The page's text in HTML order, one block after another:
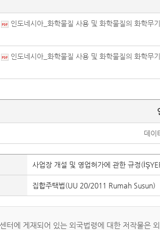
인도네시아_화학물질 사용 및 화학물질의 화학
인도네시아_화학물질 사용 및 화학물질의 화학
데이
사업장 개설 및 영업허가에 관한 규정
집합주택법(UU 20/2011 Rumah Susun)
터에 게재되어 있는 외국법령에 대한 저작물은